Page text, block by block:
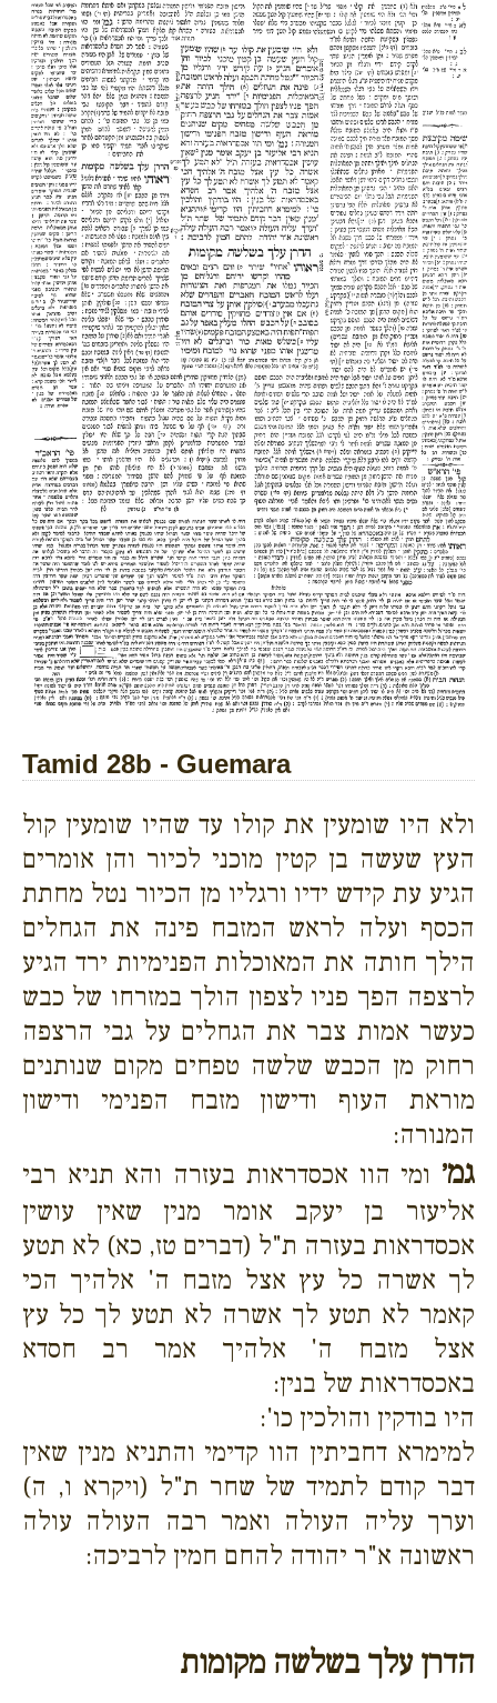
Tamid 28b - Guemara
ולא היו שומעין את קולו עד שהיו שומעין קול
העץ שעשה בן קטין מוכני לכיור והן אומרים
הגיע עת קידש ידיו ורגליו מן הכיור נטל מחתת
הכסף ועלה לראש המזבח פינה את הגחלים
הילך חותה את המאוכלות הפנימיות ירד הגיע
לרצפה הפך פניו לצפון הולך במזרחו של כבש
כעשר אמות צבר את הגחלים על גבי הרצפה
רחוק מן הכבש שלשה טפחים מקום שנותנים
מוראת העוף ודישון מזבח הפנימי ודישון
המנורה:
גמ׳ ומי הוו אכסדראות בעזרה והא תניא רבי
אליעזר בן יעקב אומר מנין שאין עושין
אכסדראות בעזרה ת"ל (דברים טז, כא) לא תטע
לך אשרה כל עץ אצל מזבח ה' אלהיך הכי
קאמר לא תטע לך אשרה לא תטע לך כל עץ
אצל מזבח ה' אלהיך אמר רב חסדא
באכסדראות של בנין:
היו בודקין והולכין כו':
למימרא דחביתין הוו קדימי והתניא מנין שאין
דבר קודם לתמיד של שחר ת"ל (ויקרא ו, ה)
וערך עליה העולה ואמר רבה העולה עולה
ראשונה א"ר יהודה להחם חמין לרביכה:
הדרן עלך בשלשה מקומות